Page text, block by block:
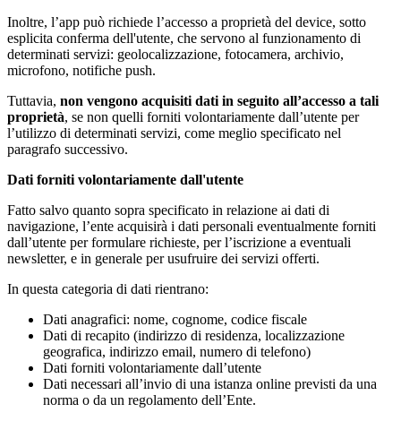
Inoltre, l’app può richiede l’accesso a proprietà del device, sotto
esplicita conferma dell'utente, che servono al funzionamento di
determinati servizi: geolocalizzazione, fotocamera, archivio,
microfono, notifiche push.
Tuttavia, non vengono acquisiti dati in seguito all’accesso a tali
proprietà, se non quelli forniti volontariamente dall’utente per
l’utilizzo di determinati servizi, come meglio specificato nel
paragrafo successivo.
Dati forniti volontariamente dall'utente
Fatto salvo quanto sopra specificato in relazione ai dati di
navigazione, l’ente acquisirà i dati personali eventualmente forniti
dall’utente per formulare richieste, per l’iscrizione a eventuali
newsletter, e in generale per usufruire dei servizi offerti.
In questa categoria di dati rientrano:
Dati anagrafici: nome, cognome, codice fiscale
Dati di recapito (indirizzo di residenza, localizzazione
geografica, indirizzo email, numero di telefono)
Dati forniti volontariamente dall’utente
Dati necessari all’invio di una istanza online previsti da una
norma o da un regolamento dell’Ente.